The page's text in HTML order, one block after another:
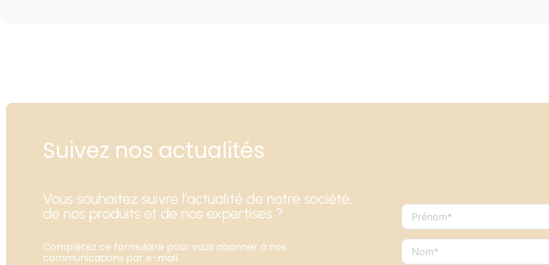
Suivez nos actualités
Vous souhaitez suivre l’actualité de notre société,
de nos produits et de nos expertises ?
Complétez ce formulaire pour vous abonner à nos
communications par e-mail.